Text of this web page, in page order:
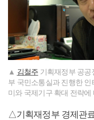
▲ 김철주 기획재정부 공공
부 국민소통실과 진행한
미와 국제기구 확대 전략
△기획재정부 경제관